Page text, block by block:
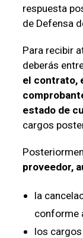
respuesta
de Defensa
Para recibir
deberás
el contrato,
estado de
cargos
proveedor,
la
conforme
los